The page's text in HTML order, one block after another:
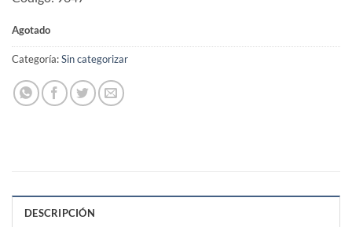
Agotado
Categoría:Sin categorizar
DESCRIPCIÓN